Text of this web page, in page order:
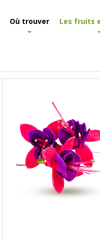
Où trouver Les fruits